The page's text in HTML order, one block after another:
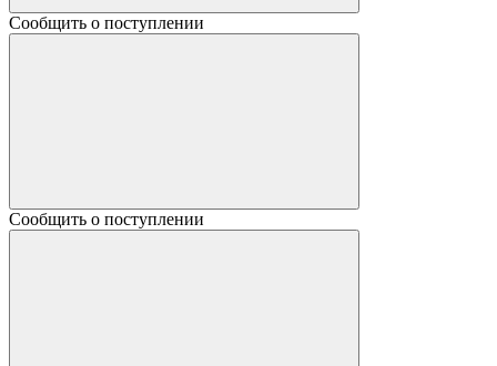
Сообщить о поступлении
Сообщить о поступлении